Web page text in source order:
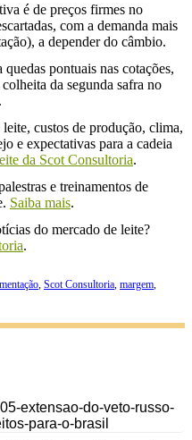
é de preços firmes no
com a demanda mais
a depender do câmbio.
pontuais nas cotações,
da segunda safra no
custos de produção, clima,
e expectativas para a cadeia
da Scot Consultoria.
e treinamentos de
Saiba mais.
do mercado de leite?
.
, Scot Consultoria, margem,